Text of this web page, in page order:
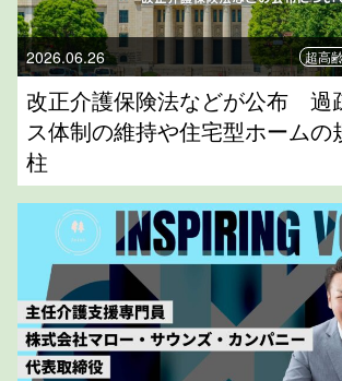
2026.06.26 超高
改正介護保険法などが公布 過
ス体制の維持や住宅型ホームの
柱